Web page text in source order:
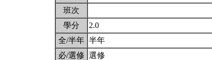
班次
學分
2.0
全/半年 半年
必/選修 選修